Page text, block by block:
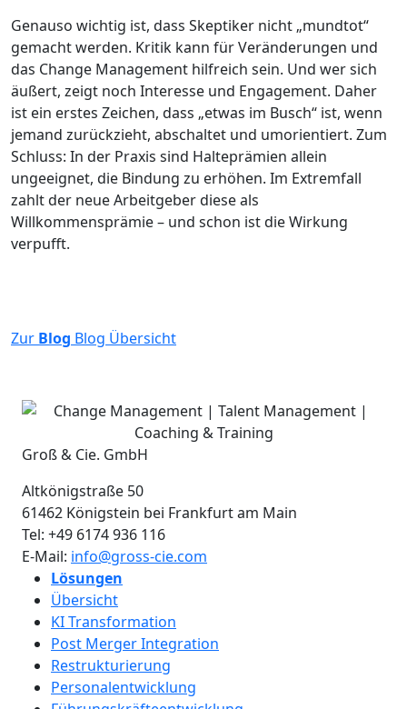
Genauso wichtig ist, dass Skeptiker nicht „mundtot“
gemacht werden. Kritik kann für Veränderungen und
das Change Management hilfreich sein. Und wer sich
äußert, zeigt noch Interesse und Engagement. Daher
ist ein erstes Zeichen, dass „etwas im Busch“ ist, wenn
jemand zurückzieht, abschaltet und umorientiert. Zum
Schluss: In der Praxis sind Halteprämien allein
ungeeignet, die Bindung zu erhöhen. Im Extremfall
zahlt der neue Arbeitgeber diese als
Willkommensprämie – und schon ist die Wirkung
verpufft.
Zur Blog Blog Übersicht
Groß & Cie. GmbH
Altkönigstraße 50
61462 Königstein bei Frankfurt am Main
Tel: +49 6174 936 116
E-Mail: info@gross-cie.com
Lösungen
Übersicht
KI Transformation
Post Merger Integration
Restrukturierung
Personalentwicklung